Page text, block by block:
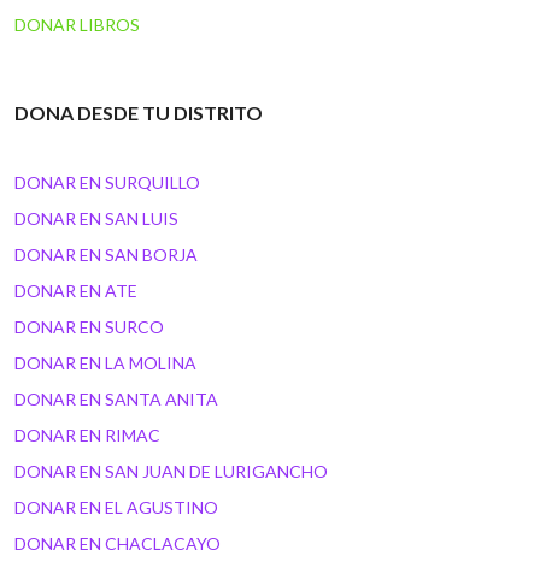
DONAR LIBROS
DONA DESDE TU DISTRITO
DONAR EN SURQUILLO
DONAR EN SAN LUIS
DONAR EN SAN BORJA
DONAR EN ATE
DONAR EN SURCO
DONAR EN LA MOLINA
DONAR EN SANTA ANITA
DONAR EN RIMAC
DONAR EN SAN JUAN DE LURIGANCHO
DONAR EN EL AGUSTINO
DONAR EN CHACLACAYO